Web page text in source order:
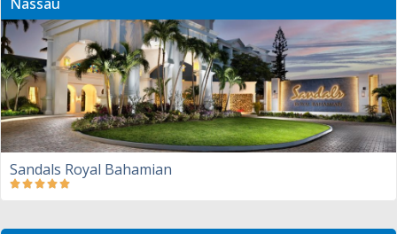
Sandals Royal Bahamian